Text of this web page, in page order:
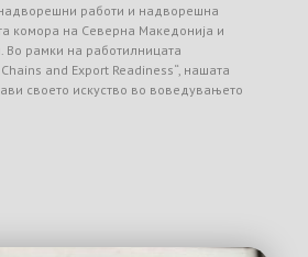
работи и надворешна
комора на Северна Македонија и
Во рамки на работилницата
and Export Readiness“, нашата
своето искуство во воведувањето